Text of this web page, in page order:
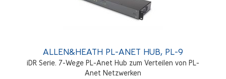
ALLEN&HEATH PL-ANET HUB, PL-9
iDR Serie. 7-Wege PL-Anet Hub zum Verteilen von PL-
Anet Netzwerken